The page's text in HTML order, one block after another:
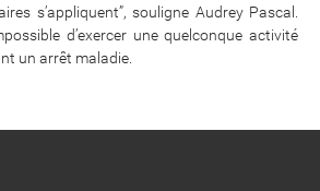
s’appliquent”, souligne Audrey Pascal.
d’exercer une quelconque activité
un arrêt maladie.